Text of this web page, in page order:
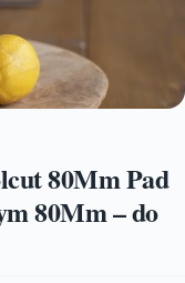
80Mm Pad
80Mm – do